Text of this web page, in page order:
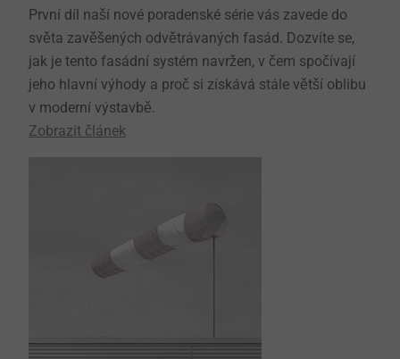
První díl naší nové poradenské série vás zavede do
světa zavěšených odvětrávaných fasád. Dozvíte se,
jak je tento fasádní systém navržen, v čem spočívají
jeho hlavní výhody a proč si získává stále větší oblibu
v moderní výstavbě.
Zobrazit článek